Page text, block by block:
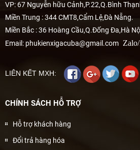
VP: 67 Nguyễn hữu Cảnh,P.22,Q.Bình
Miền Trung : 344 CMT8,Cẩm Lệ,Đà Nẵng.
Miền Bắc : 36 Hoàng Cầu,Q.Đống Đa,Hà
Email: phukienxigacuba@gmail.com
LIÊN KẾT MXH:
CHÍNH SÁCH HỖ TRỢ
Hỗ trợ khách hàng
Đổi trả hàng hóa